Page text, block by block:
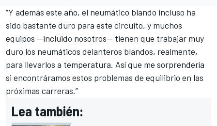
“Y además este año, el neumático blando incluso ha
sido bastante duro para este circuito, y muchos
equipos —incluido nosotros— tienen que trabajar muy
duro los neumáticos delanteros blandos, realmente,
para llevarlos a temperatura. Así que me sorprendería
si encontráramos estos problemas de equilibrio en las
próximas carreras.”
Lea también: